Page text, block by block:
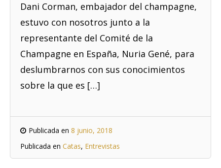
Dani Corman, embajador del champagne,
estuvo con nosotros junto a la
representante del Comité de la
Champagne en España, Nuria Gené, para
deslumbrarnos con sus conocimientos
sobre la que es […]
Publicada en 8 junio, 2018
Publicada en Catas, Entrevistas